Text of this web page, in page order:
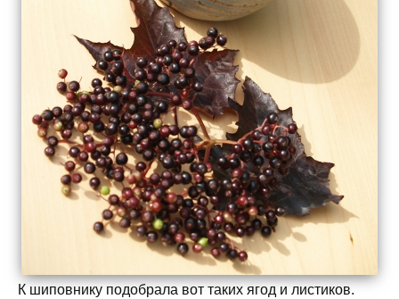
К шиповнику подобрала вот таких ягод и листиков.